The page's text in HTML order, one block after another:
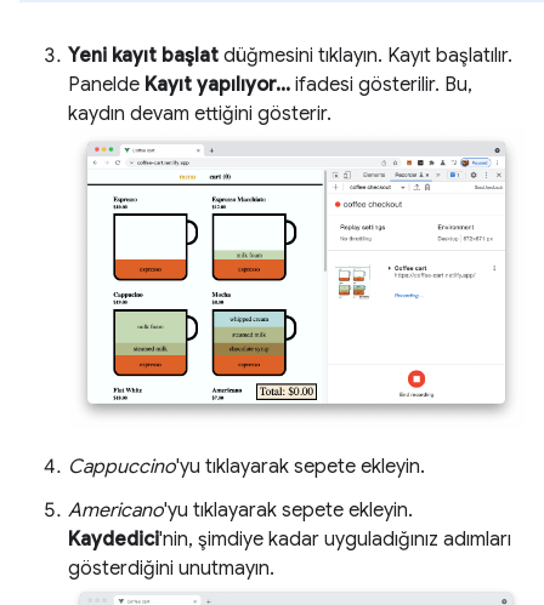
Yeni kayıt başlat düğmesini tıklayın. Kayıt başlatılır.
Panelde Kayıt yapılıyor... ifadesi gösterilir. Bu,
kaydın devam ettiğini gösterir.
Cappuccino'yu tıklayarak sepete ekleyin.
Americano'yu tıklayarak sepete ekleyin.
Kaydedici'nin, şimdiye kadar uyguladığınız adımları
gösterdiğini unutmayın.